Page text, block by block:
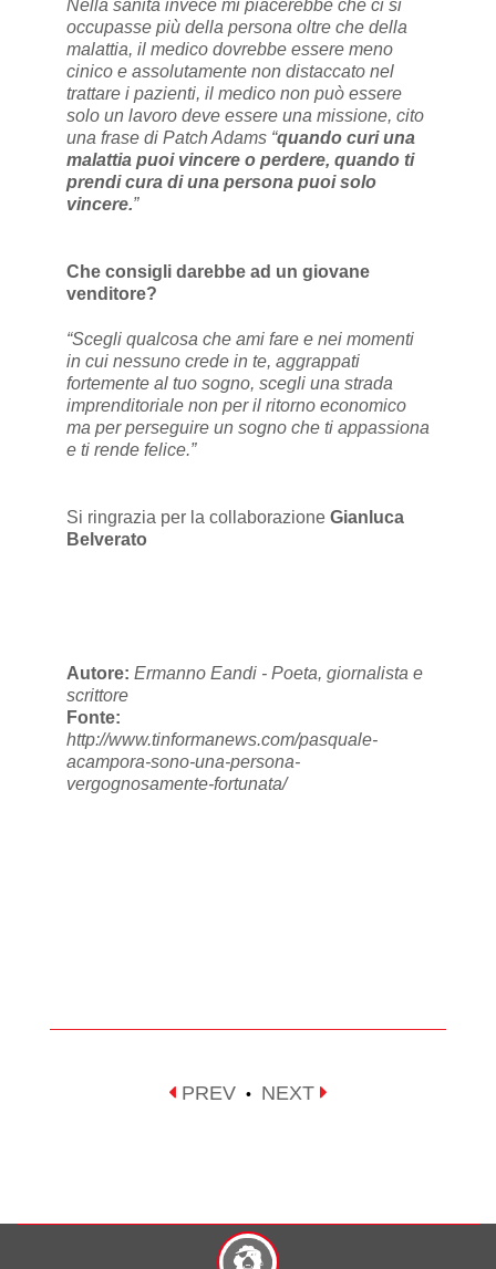
Nella sanità invece mi piacerebbe che ci si
occupasse più della persona oltre che della
malattia, il medico dovrebbe essere meno
cinico e assolutamente non distaccato nel
trattare i pazienti, il medico non può essere
solo un lavoro deve essere una missione, cito
una frase di Patch Adams “quando curi una
malattia puoi vincere o perdere, quando ti
prendi cura di una persona puoi solo
vincere.”
Che consigli darebbe ad un giovane
venditore?
“Scegli qualcosa che ami fare e nei momenti
in cui nessuno crede in te, aggrappati
fortemente al tuo sogno, scegli una strada
imprenditoriale non per il ritorno economico
ma per perseguire un sogno che ti appassiona
e ti rende felice.”
Si ringrazia per la collaborazioneGianluca
Belverato
Autore: Ermanno Eandi - Poeta, giornalista e
scrittore
Fonte:
http://www.tinformanews.com/pasquale-
acampora-sono-una-persona-
vergognosamente-fortunata/
PREV • NEXT